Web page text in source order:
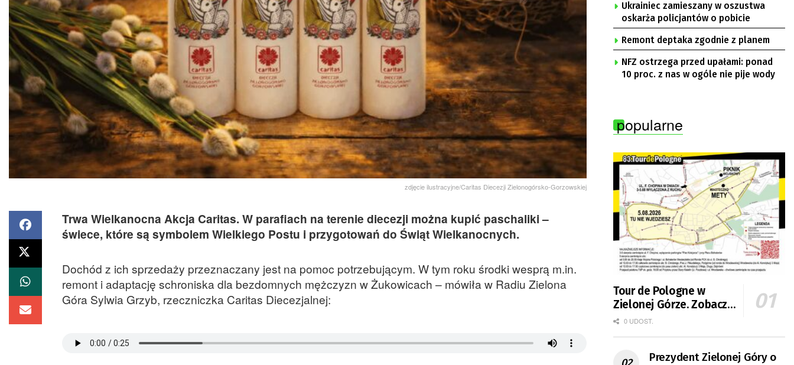
zdjęcie ilustracyjne/Caritas Diecezji Zielonogórsko-Gorzowskiej
Trwa Wielkanocna Akcja Caritas. W parafiach na terenie diecezji można kupić paschaliki –
świece, które są symbolem Wielkiego Postu i przygotowań do Świąt Wielkanocnych.
Dochód z ich sprzedaży przeznaczany jest na pomoc potrzebującym. W tym roku środki wesprą m.in.
remont i adaptację schroniska dla bezdomnych mężczyzn w Żukowicach – mówiła w Radiu Zielona
Góra Sylwia Grzyb, rzeczniczka Caritas Diecezjalnej:
Ukrainiec zamieszany w oszustwa
oskarża policjantów o pobicie
Remont deptaka zgodnie z planem
NFZ ostrzega przed upałami: ponad
10 proc. z nas w ogóle nie pije wody
popularne
Tour de Pologne w
Zielonej Górze. Zobacz
zmiany w organizacji
0 UDOST.
Prezydent Zielonej Góry o